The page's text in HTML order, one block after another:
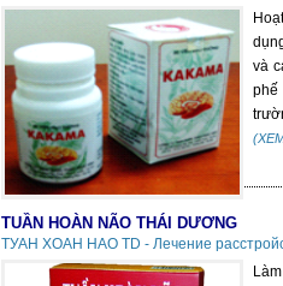
và
phế
TUẦN HOÀN NÃO THÁI DƯƠNG
ТУАН ХОАН НАО TD - Лечение